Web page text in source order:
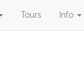
Tours Info
Tours Info